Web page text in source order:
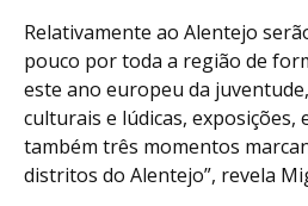
Relativamente ao Alentejo
pouco por toda a região de
este ano europeu da
culturais e lúdicas, exposições,
também três momentos
distritos do Alentejo”, revela